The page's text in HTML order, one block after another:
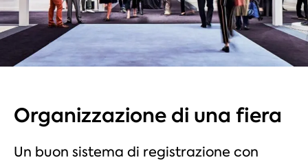
Organizzazione di una fiera
Un buon sistema di registrazione con